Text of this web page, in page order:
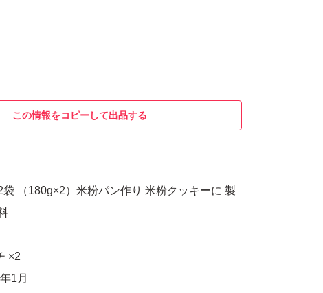
この情報をコピーして出品する
袋 （180g×2）米粉パン作り 米粉クッキーに 製
×2
1月